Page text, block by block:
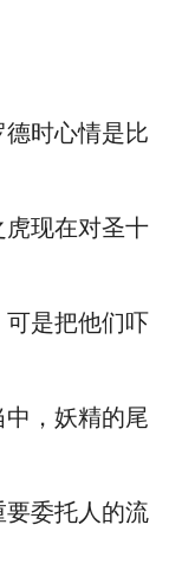
时心情是比
现在对圣十
是把他们吓
，妖精的尾
委托人的流